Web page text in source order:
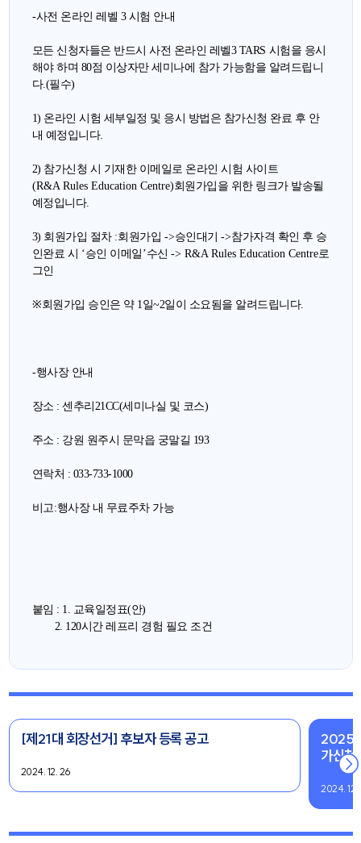
-사전 온라인 레벨 3 시험 안내
모든 신청자들은 반드시 사전 온라인 레벨3 TARS 시험을 응시
해야 하며 80점 이상자만 세미나에 참가 가능함을 알려드립니
다.(필수)
1) 온라인 시험 세부일정 및 응시 방법은 참가신청 완료 후 안
내 예정입니다.
2) 참가신청 시 기재한 이메일로 온라인 시험 사이트
(R&A Rules Education Centre)회원가입을 위한 링크가 발송될
예정입니다.
3) 회원가입 절차 :회원가입 ->승인대기 ->참가자격 확인 후 승
인완료 시 ‘승인 이메일 ’수신 -> R&A Rules Education Centre로
그인
※회원가입 승인은 약 1일~2일이 소요됨을 알려드립니다.
-행사장 안내
장소 : 센추리21CC(세미나실 및 코스)
주소 : 강원 원주시 문막읍 궁말길 193
연락처 : 033-733-1000
비고:행사장 내 무료주차 가능
붙임 : 1. 교육일정표(안)
2. 120시간 레프리 경험 필요 조건
[제21대 회장선거] 후보자 등록 공고
2024. 12. 26
2025
가신청
2024. 12.